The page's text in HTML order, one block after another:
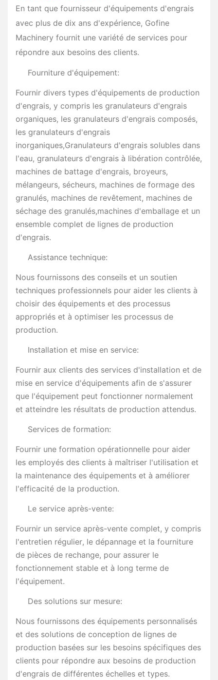
En tant que fournisseur d'équipements d'engrais
avec plus de dix ans d'expérience, Gofine
Machinery fournit une variété de services pour
répondre aux besoins des clients.
Fourniture d'équipement:
Fournir divers types d'équipements de production
d'engrais, y compris les granulateurs d'engrais
organiques, les granulateurs d'engrais composés,
les granulateurs d'engrais
inorganiques,Granulateurs d'engrais solubles dans
l'eau, granulateurs d'engrais à libération contrôlée,
machines de battage d'engrais, broyeurs,
mélangeurs, sécheurs, machines de formage des
granulés, machines de revêtement, machines de
séchage des granulés,machines d'emballage et un
ensemble complet de lignes de production
d'engrais.
Assistance technique:
Nous fournissons des conseils et un soutien
techniques professionnels pour aider les clients à
choisir des équipements et des processus
appropriés et à optimiser les processus de
production.
Installation et mise en service:
Fournir aux clients des services d'installation et de
mise en service d'équipements afin de s'assurer
que l'équipement peut fonctionner normalement
et atteindre les résultats de production attendus.
Services de formation:
Fournir une formation opérationnelle pour aider
les employés des clients à maîtriser l'utilisation et
la maintenance des équipements et à améliorer
l'efficacité de la production.
Le service après-vente:
Fournir un service après-vente complet, y compris
l'entretien régulier, le dépannage et la fourniture
de pièces de rechange, pour assurer le
fonctionnement stable et à long terme de
l'équipement.
Des solutions sur mesure:
Nous fournissons des équipements personnalisés
et des solutions de conception de lignes de
production basées sur les besoins spécifiques des
clients pour répondre aux besoins de production
d'engrais de différentes échelles et types.